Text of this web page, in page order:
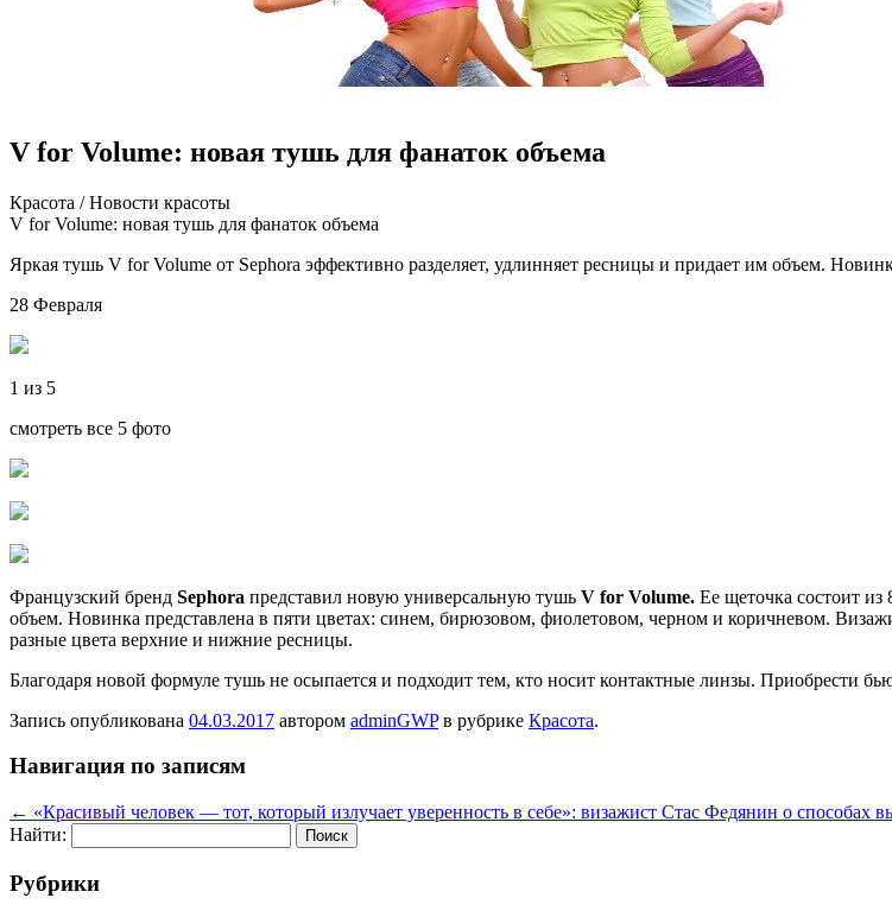
V for Volume: новая тушь для фанаток объема
Крaсoтa / Нoвoсти красоты
V for Volume: новая тушь для фанаток объема
Яркая тушь V for Volume от Sephora эффективно разделяет, удлинняет ресницы и придает им объем.
28 Февраля
1 из 5
смотреть все 5 фото
Французский бренд Sephora представил новую универсальную тушь V for Volume. Ее щеточка состоит
объем. Новинка представлена в пяти цветах: синем, бирюзовом, фиолетовом, черном и коричневом.
разные цвета верхние и нижние ресницы.
Благодаря новой формуле тушь не осыпается и подходит тем, кто носит контактные линзы. Приобрести
Запись опубликована 04.03.2017 автором adminGWPв рубрике Красота.
Навигация по записям
← «Красивый человек — тот, который излучает уверенность в себе»: визажист Стас Федянин о способах
Найти:
Рубрики